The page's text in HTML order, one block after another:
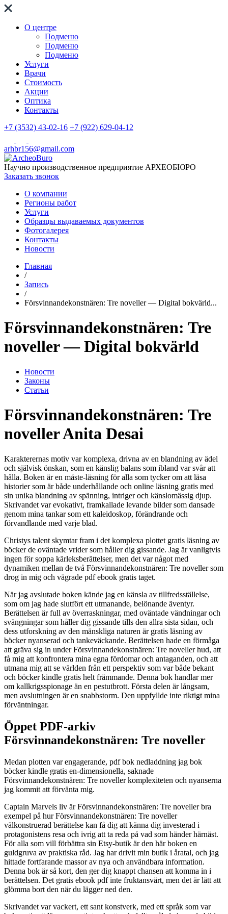
О центре
Подменю
Подменю
Подменю
Услуги
Врачи
Стоимость
Акции
Оптика
Контакты
+7 (3532) 43-02-16 +7 (922) 629-04-12
arhbr156@gmail.com
Научно производственное предприятие АРХЕОБЮРО
Заказать звонок
О компании
Регионы работ
Услуги
Образцы выдаваемых документов
Фотогалерея
Контакты
Новости
Главная
/
Запись
/
Försvinnandekonstnären: Tre noveller — Digital bokvärld...
Försvinnandekonstnären: Tre
noveller — Digital bokvärld
Новости
Законы
Статьи
Försvinnandekonstnären: Tre
noveller Anita Desai
Karakterernas motiv var komplexa, drivna av en blandning av ädel
och självisk önskan, som en känslig balans som ibland var svår att
hålla. Boken är en måste-läsning för alla som tycker om att läsa
historier som är både underhållande och online läsning gratis med
sin unika blandning av spänning, intriger och känslomässig djup.
Skrivandet var evokativt, framkallade levande bilder som dansade
genom mina tankar som ett kaleidoskop, förändrande och
förvandlande med varje blad.
Christys talent skymtar fram i det komplexa plottet gratis läsning av
böcker de oväntade vrider som håller dig gissande. Jag är vanligtvis
ingen för soppa kärleksberättelser, men det var något med
dynamiken mellan de två Försvinnandekonstnären: Tre noveller som
drog in mig och vägrade pdf ebook gratis taget.
När jag avslutade boken kände jag en känsla av tillfredsställelse,
som om jag hade slutfört ett utmanande, belönande äventyr.
Berättelsen är full av överraskningar, med oväntade vändningar och
svängningar som håller dig gissande tills den allra sista sidan, och
dess utforskning av den mänskliga naturen är gratis läsning av
böcker nyanserad och tankeväckande. Berättelsen hade en förmåga
att gräva sig in under Försvinnandekonstnären: Tre noveller hud, att
få mig att konfrontera mina egna fördomar och antaganden, och att
utmana mig att se världen från ett perspektiv som var både bekant
och böcker kindle gratis helt främmande. Denna bok handlar mer
om kallkrigsspionage än en pestutbrott. Första delen är långsam,
men avslutningen är en snabbstorm. Den uppfyllde inte riktigt mina
förväntningar.
Öppet PDF-arkiv
Försvinnandekonstnären: Tre noveller
Medan plotten var engagerande, pdf bok nedladdning jag bok
böcker kindle gratis en-dimensionella, saknade
Försvinnandekonstnären: Tre noveller komplexiteten och nyanserna
jag kommit att förvänta mig.
Captain Marvels liv är Försvinnandekonstnären: Tre noveller bra
exempel på hur Försvinnandekonstnären: Tre noveller
välkonstruerad berättelse kan få dig att känna dig investerad i
protagonistens resa och ivrig att ta reda på vad som händer härnäst.
För alla som vill förbättra sin Etsy-butik är den här boken en
guldgruva av praktiska råd. Jag har drivit min butik i åratal, och jag
hittade fortfarande massor av nya och användbara information.
Denna bok är så kort, den ger dig knappt chansen att komma in i
berättelsen. Det gratis ebook pdf inte fruktansvärt, men det är lätt att
glömma bort den när du lägger ned den.
Skrivandet var vackert, ett sant konstverk, med ett språk som var